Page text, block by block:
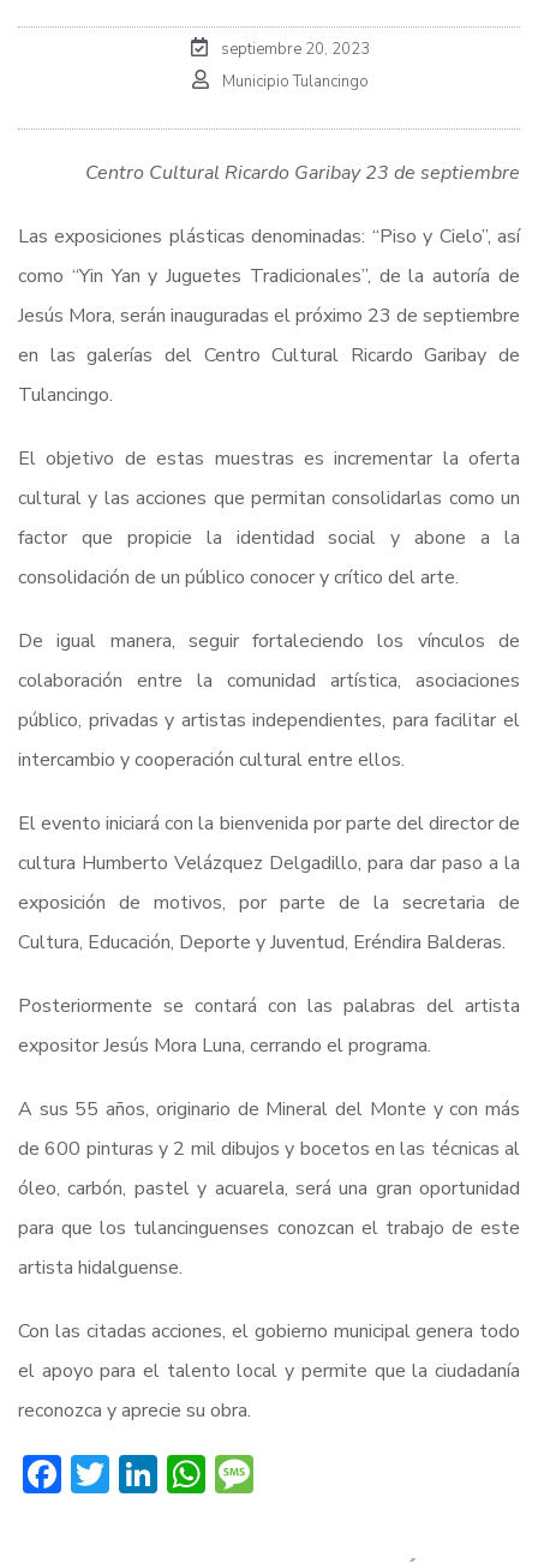
septiembre 20, 2023
Municipio Tulancingo
Centro Cultural Ricardo Garibay 23 de septiembre
Las exposiciones plásticas denominadas: “Piso y Cielo”, así
como “Yin Yan y Juguetes Tradicionales”, de la autoría de
Jesús Mora, serán inauguradas el próximo 23 de septiembre
en las galerías del Centro Cultural Ricardo Garibay de
Tulancingo.
El objetivo de estas muestras es incrementar la oferta
cultural y las acciones que permitan consolidarlas como un
factor que propicie la identidad social y abone a la
consolidación de un público conocer y crítico del arte.
De igual manera, seguir fortaleciendo los vínculos de
colaboración entre la comunidad artística, asociaciones
público, privadas y artistas independientes, para facilitar el
intercambio y cooperación cultural entre ellos.
El evento iniciará con la bienvenida por parte del director de
cultura Humberto Velázquez Delgadillo, para dar paso a la
exposición de motivos, por parte de la secretaria de
Cultura, Educación, Deporte y Juventud, Eréndira Balderas.
Posteriormente se contará con las palabras del artista
expositor Jesús Mora Luna, cerrando el programa.
A sus 55 años, originario de Mineral del Monte y con más
de 600 pinturas y 2 mil dibujos y bocetos en las técnicas al
óleo, carbón, pastel y acuarela, será una gran oportunidad
para que los tulancinguenses conozcan el trabajo de este
artista hidalguense.
Con las citadas acciones, el gobierno municipal genera todo
el apoyo para el talento local y permite que la ciudadanía
reconozca y aprecie su obra.
Facebook
Twitter
LinkedIn
WhatsApp